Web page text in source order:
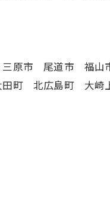
三原市 尾道市 福
町 北広島町 大崎